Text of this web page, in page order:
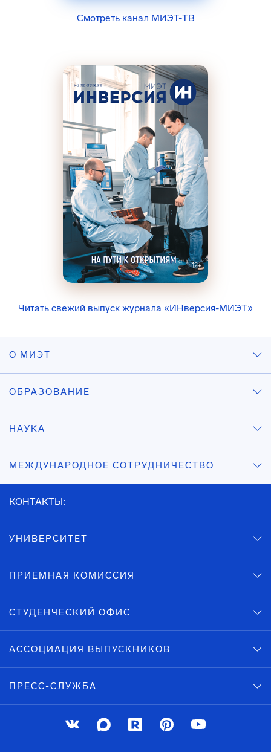
Смотреть канал МИЭТ-ТВ
Читать свежий выпуск журнала «ИНверсия-МИЭТ»
О МИЭТ
ОБРАЗОВАНИЕ
НАУКА
МЕЖДУНАРОДНОЕ СОТРУДНИЧЕСТВО
КОНТАКТЫ:
УНИВЕРСИТЕТ
ПРИЕМНАЯ КОМИССИЯ
СТУДЕНЧЕСКИЙ ОФИС
АССОЦИАЦИЯ ВЫПУСКНИКОВ
ПРЕСС-СЛУЖБА